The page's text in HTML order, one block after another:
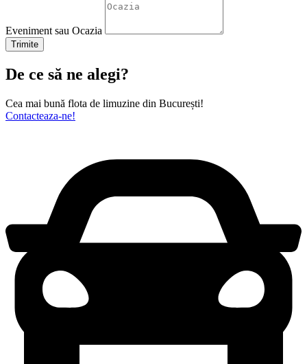
Eveniment sau Ocazia
Trimite
De ce să ne alegi?​​
Cea mai bună flota de limuzine din București!
Contacteaza-ne!